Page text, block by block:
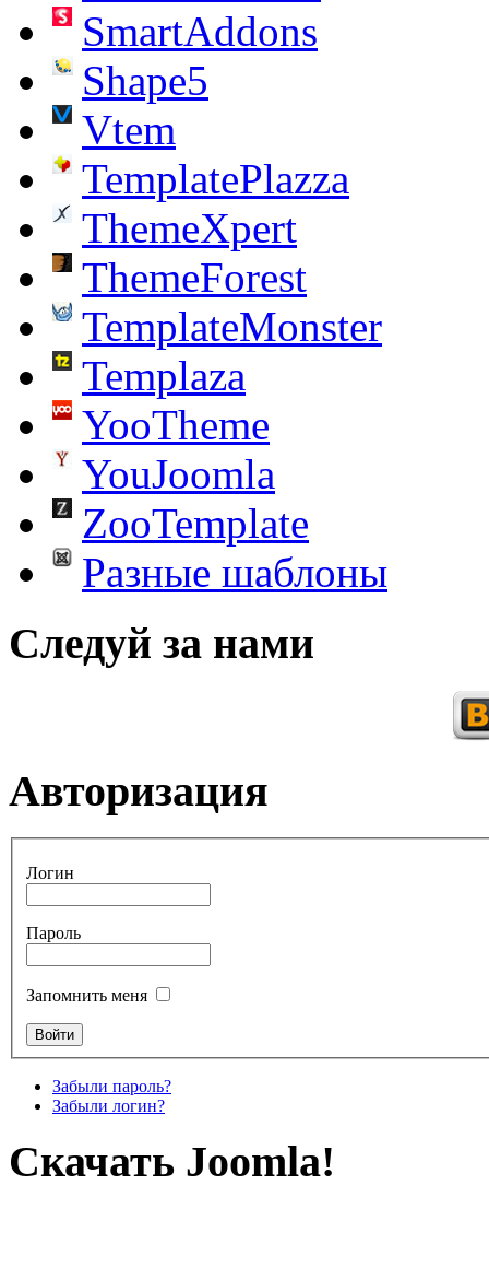
SmartAddons
Shape5
Vtem
TemplatePlazza
ThemeXpert
ThemeForest
TemplateMonster
Templaza
YooTheme
YouJoomla
ZooTemplate
Разные шаблоны
Следуй за нами
Авторизация
Логин
Пароль
Запомнить меня
Забыли пароль?
Забыли логин?
Скачать Joomla!